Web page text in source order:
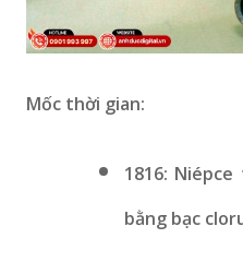
Mốc thời gian:
1816:
bằng bạc